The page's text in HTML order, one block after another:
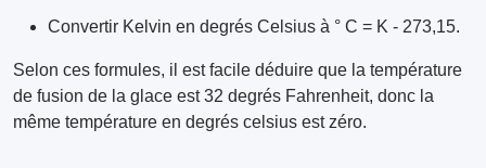
Convertir Kelvin en degrés Celsius à ° C = K - 273,15.
Selon ces formules, il est facile déduire que la température
de fusion de la glace est 32 degrés Fahrenheit, donc la
même température en degrés celsius est zéro.